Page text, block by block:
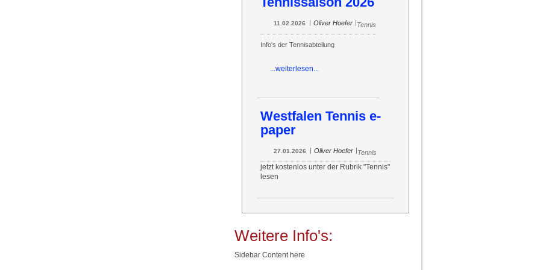
11.02.2026 | Oliver Hoefer |Tennis
Info's der Tennisabteilung
...weiterlesen...
Westfalen Tennis e-
paper
27.01.2026 | Oliver Hoefer |Tennis
jetzt kostenlos unter der Rubrik "Tennis"
lesen
Weitere Info's:
Sidebar Content here